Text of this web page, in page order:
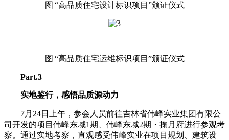
图|“高品质住宅设计标识项目”颁证仪式
图|“高品质住宅运维标识项目”颁证仪式
Part.3
实地鉴行，感悟品质源动力
7月24日上午，参会人员前往吉林省伟峰实业集团有限公
司开发的项目伟峰东域1期、伟峰东域2期・掬月府进行参观考
察。通过实地考察，直观感受伟峰实业在项目规划、建筑设